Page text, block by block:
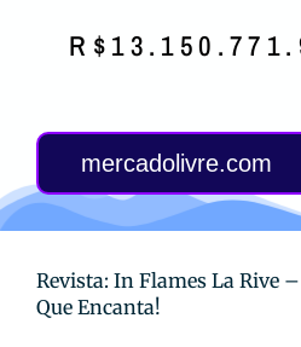
R$
mercadolivre.com
Revista: In Flames La Rive
Que Encanta!